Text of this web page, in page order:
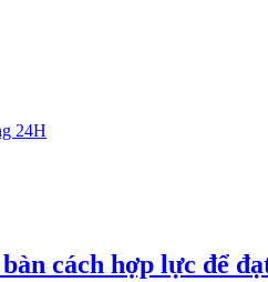
24H
cách hợp lực để